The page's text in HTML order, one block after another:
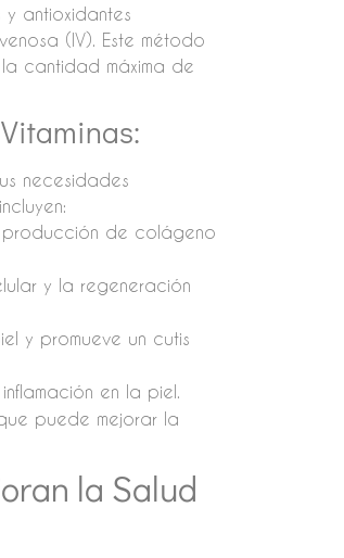
y antioxidantes
(IV). Este método
cantidad máxima de
necesidades
producción de colágeno
y la regeneración
y promueve un cutis
en la piel.
puede mejorar la
la Salud